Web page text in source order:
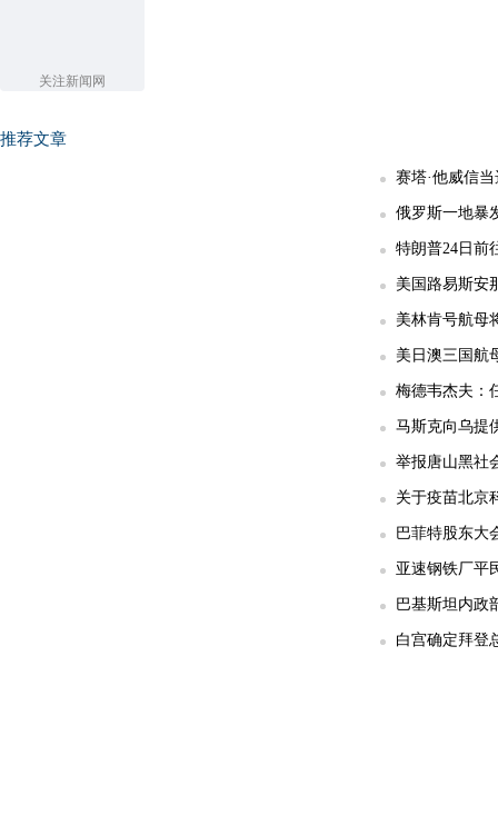
关注新闻网
推荐文章
赛塔·他威信
俄罗斯一地暴
特朗普24日前
美国路易斯安
美林肯号航母
美日澳三国航
梅德韦杰夫：
马斯克向乌提
举报唐山黑社
关于疫苗北京
巴菲特股东大
亚速钢铁厂平
巴基斯坦内政
白宫确定拜登